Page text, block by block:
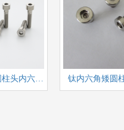
TC4 DIN912钛圆柱头内六角螺钉